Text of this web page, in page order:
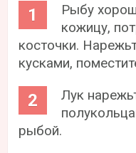
Рыбу
кожицу,
косточки.
кусками,
Лук
рыбой.